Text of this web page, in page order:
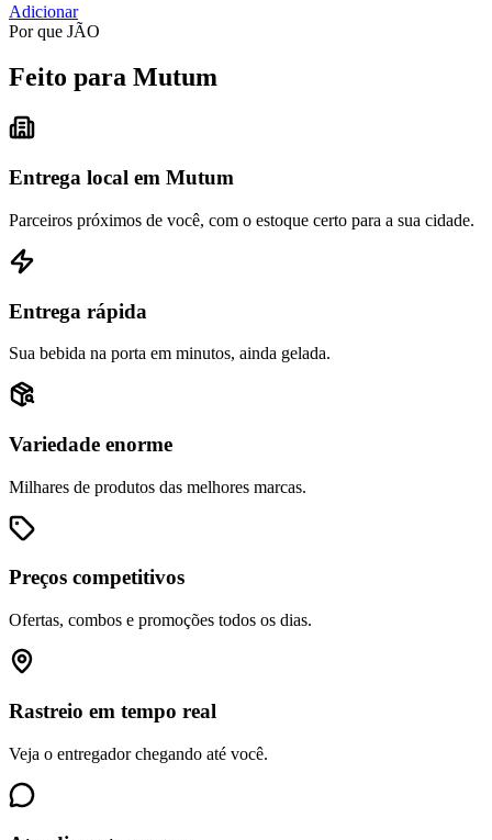
Adicionar
Por que JÃO
Feito para Mutum
Entrega local em Mutum
Parceiros próximos de você, com o estoque certo para a sua cidade.
Entrega rápida
Sua bebida na porta em minutos, ainda gelada.
Variedade enorme
Milhares de produtos das melhores marcas.
Preços competitivos
Ofertas, combos e promoções todos os dias.
Rastreio em tempo real
Veja o entregador chegando até você.